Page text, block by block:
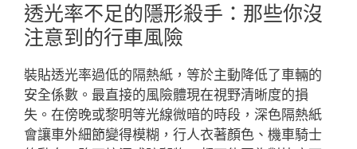
透光率不足的隱形殺手：那些你沒
注意到的行車風險
裝貼透光率過低的隔熱紙，等於主動降低了車輛的
安全係數。最直接的風險體現在視野清晰度的損
失。在傍晚或黎明等光線微暗的時段，深色隔熱紙
會讓車外細節變得模糊，行人衣著顏色、機車騎士